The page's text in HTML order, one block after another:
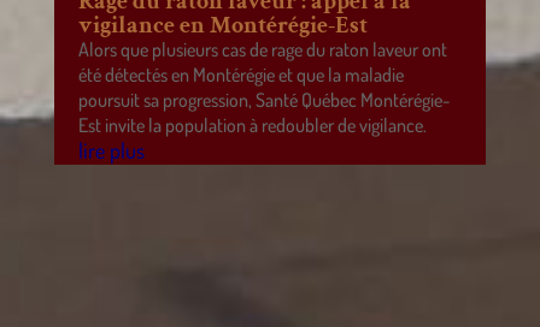
vigilance en Montérégie-Est
Alors que plusieurs cas de rage du raton laveur ont
été détectés en Montérégie et que la maladie
poursuit sa progression, Santé Québec Montérégie-
Est invite la population à redoubler de vigilance.
lire plus